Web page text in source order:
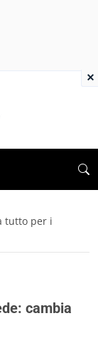
tutto per i
cambia
×